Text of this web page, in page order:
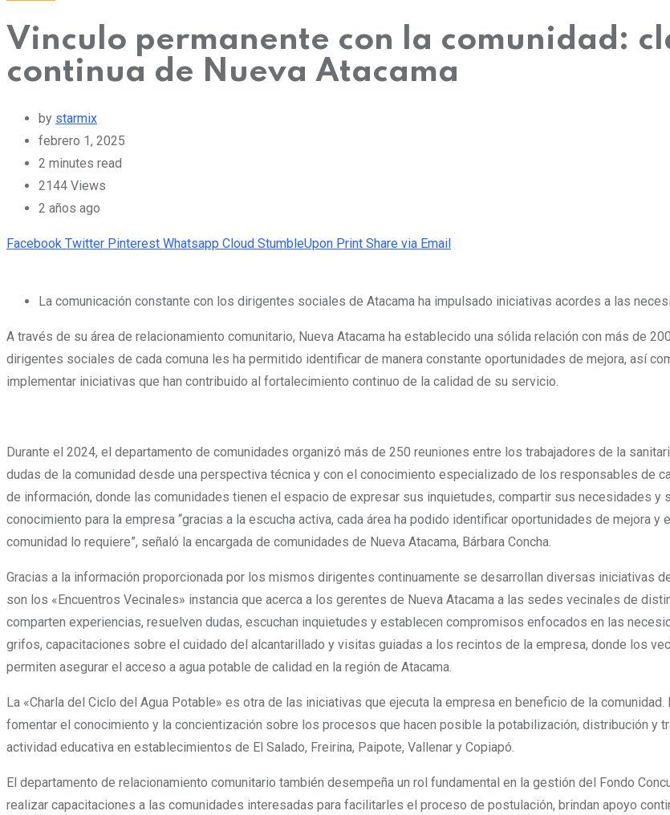
Vinculo permanente con la comunidad:
continua de Nueva Atacama
by starmix
febrero 1, 2025
2 minutes read
2144 Views
2 años ago
Facebook Twitter Pinterest Whatsapp Cloud StumbleUpon Print Share via Email
La comunicación constante con los dirigentes sociales de Atacama ha impulsado iniciativas acordes a las
A través de su área de relacionamiento comunitario, Nueva Atacama ha establecido una sólida relación con más de
dirigentes sociales de cada comuna les ha permitido identificar de manera constante oportunidades de mejora, así
implementar iniciativas que han contribuido al fortalecimiento continuo de la calidad de su servicio.
Durante el 2024, el departamento de comunidades organizó más de 250 reuniones entre los trabajadores de la
dudas de la comunidad desde una perspectiva técnica y con el conocimiento especializado de los responsables de
de información, donde las comunidades tienen el espacio de expresar sus inquietudes, compartir sus necesidades y
conocimiento para la empresa “gracias a la escucha activa, cada área ha podido identificar oportunidades de
comunidad lo requiere”, señaló la encargada de comunidades de Nueva Atacama, Bárbara Concha.
Gracias a la información proporcionada por los mismos dirigentes continuamente se desarrollan diversas iniciativas
son los «Encuentros Vecinales» instancia que acerca a los gerentes de Nueva Atacama a las sedes vecinales de
comparten experiencias, resuelven dudas, escuchan inquietudes y establecen compromisos enfocados en las
grifos, capacitaciones sobre el cuidado del alcantarillado y visitas guiadas a los recintos de la empresa, donde los
permiten asegurar el acceso a agua potable de calidad en la región de Atacama.
La «Charla del Ciclo del Agua Potable» es otra de las iniciativas que ejecuta la empresa en beneficio de la
fomentar el conocimiento y la concientización sobre los procesos que hacen posible la potabilización, distribución y
actividad educativa en establecimientos de El Salado, Freirina, Paipote, Vallenar y Copiapó.
El departamento de relacionamiento comunitario también desempeña un rol fundamental en la gestión del Fondo
realizar capacitaciones a las comunidades interesadas para facilitarles el proceso de postulación, brindan apoyo